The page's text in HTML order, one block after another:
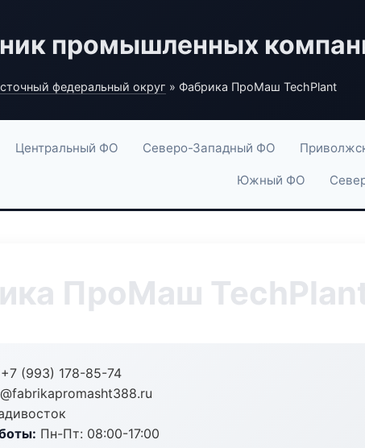
промышленных
федеральный округ » Фабрика ПроМаш TechPlant
Центральный ФО Северо-Западный ФО
Южный ФО
ПроМаш
+7 (993) 178-85-74
Пн-Пт: 08:00-17:00